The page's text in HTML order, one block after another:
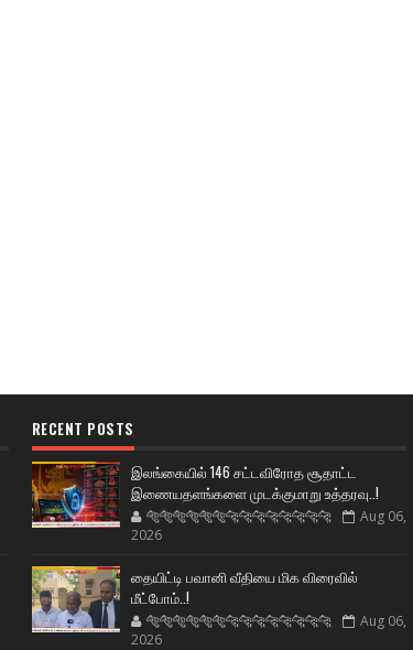
RECENT POSTS
இலங்கையில் 146 சட்டவிரோத சூதாட்ட
இணையதளங்களை முடக்குமாறு உத்தரவு..!
🐅🐅🐅🐅🐅🐅🐆🐆🐆🐆🐆🐆🐆🐆
Aug 06,
2026
தையிட்டி பவானி வீதியை மிக விரைவில்
மீட்போம்..!
🐅🐅🐅🐅🐅🐅🐆🐆🐆🐆🐆🐆🐆🐆
Aug 06,
2026